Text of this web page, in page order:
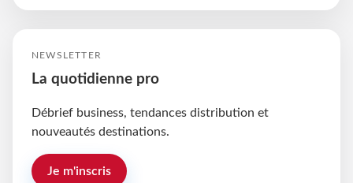
NEWSLETTER
La quotidienne pro
Débrief business, tendances distribution et
nouveautés destinations.
Je m'inscris